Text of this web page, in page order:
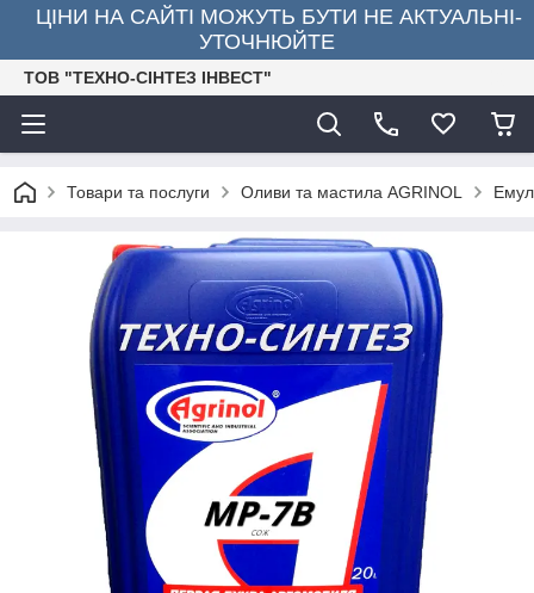
ЦІНИ НА САЙТІ МОЖУТЬ БУТИ НЕ АКТУАЛЬНІ-
УТОЧНЮЙТЕ
ТОВ "ТЕХНО-СІНТЕЗ ІНВЕСТ"
Товари та послуги Оливи та мастила AGRINOL